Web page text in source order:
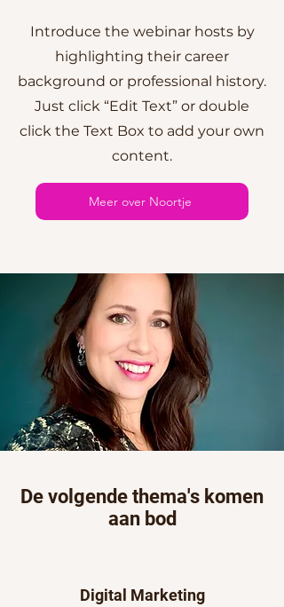
Introduce the webinar hosts by
highlighting their career
background or professional history.
Just click “Edit Text” or double
click the Text Box to add your own
content.
Meer over Noortje
De volgende thema's komen
aan bod
Digital Marketing